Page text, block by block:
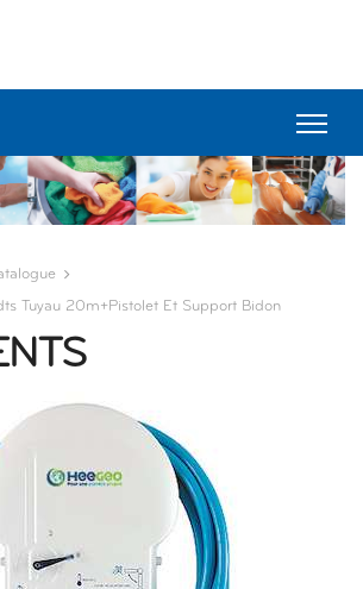
Tuyau 20m+pistolet Et Support Bidon
cookies